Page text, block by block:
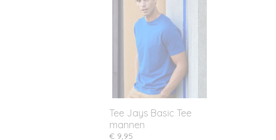
Tee Jays Basic Tee
mannen
€ 9,95